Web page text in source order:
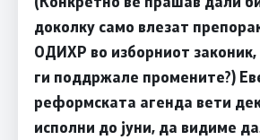
доколку само влезат
ОДИХР во изборниот
ги поддржале промените?)
реформската агенда вети
исполни до јуни, да видиме